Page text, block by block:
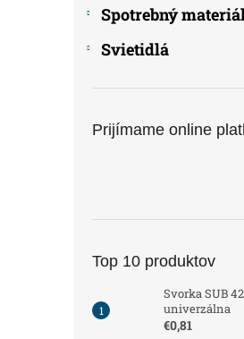
Spotrebný
Svietidlá
Prijímame online
Top 10 produktov
Svorka SUB
univerzálna
€0,81